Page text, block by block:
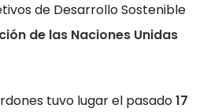
de Desarrollo Sostenible
de las Naciones Unidas
tuvo lugar el pasado17